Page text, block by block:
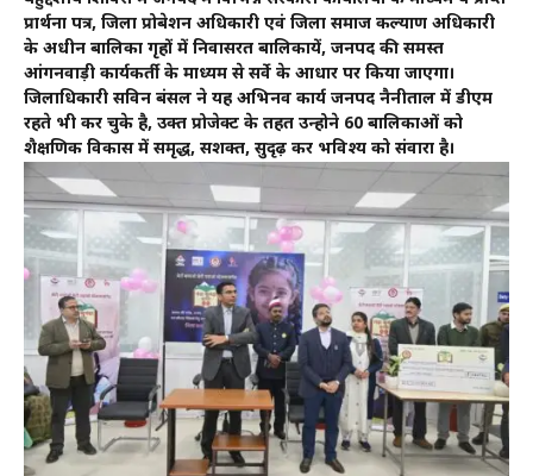
प्रार्थना पत्र, जिला प्रोबेशन अधिकारी एवं जिला समाज कल्याण अधिकारी
के अधीन बालिका गृहों में निवासरत बालिकायें, जनपद की समस्त
आंगनवाड़ी कार्यकर्ती के माध्यम से सर्वे के आधार पर किया जाएगा।
जिलाधिकारी सविन बंसल ने यह अभिनव कार्य जनपद नैनीताल में डीएम
रहते भी कर चुके है, उक्त प्रोजेक्ट के तहत उन्होने 60 बालिकाओं को
शैक्षणिक विकास में समृद्ध, सशक्त, सुदृढ़ कर भविश्य को संवारा है।